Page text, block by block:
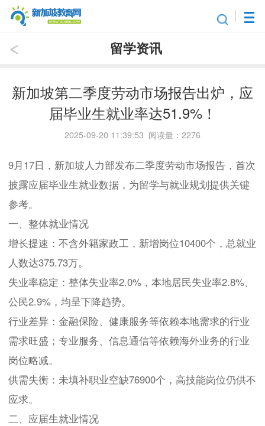
留学资讯
新加坡第二季度劳动市场报告出炉，应
届毕业生就业率达51.9%！
2025-09-20 11:39:53 阅读量：2276
9月17日，新加坡人力部发布二季度劳动市场报告，首次
披露应届毕业生就业数据，为留学与就业规划提供关键
参考。
一、整体就业情况
增长提速：不含外籍家政工，新增岗位10400个，总就业
人数达375.73万。
失业率稳定：整体失业率2.0%，本地居民失业率2.8%、
公民2.9%，均呈下降趋势。
行业差异：金融保险、健康服务等依赖本地需求的行业
需求旺盛；专业服务、信息通信等依赖海外业务的行业
岗位略减。
供需失衡：未填补职业空缺76900个，高技能岗位仍供不
应求。
二、应届生就业情况